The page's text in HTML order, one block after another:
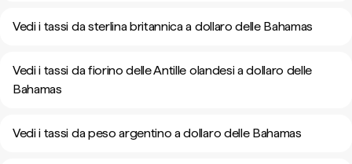
Vedi i tassi da sterlina britannica a dollaro delle Bahamas
Vedi i tassi da fiorino delle Antille olandesi a dollaro delle
Bahamas
Vedi i tassi da peso argentino a dollaro delle Bahamas